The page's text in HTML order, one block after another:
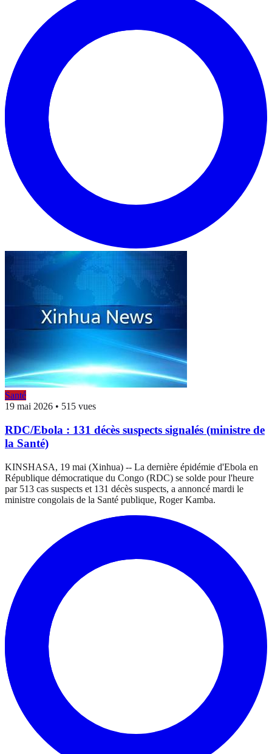
Santé
19 mai 2026 • 515 vues
RDC/Ebola : 131 décès suspects signalés (ministre de
la Santé)
KINSHASA, 19 mai (Xinhua) -- La dernière épidémie d'Ebola en
République démocratique du Congo (RDC) se solde pour l'heure
par 513 cas suspects et 131 décès suspects, a annoncé mardi le
ministre congolais de la Santé publique, Roger Kamba.